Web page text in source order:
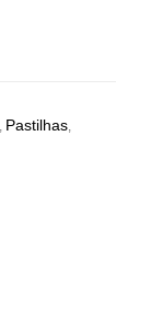
Pastilhas